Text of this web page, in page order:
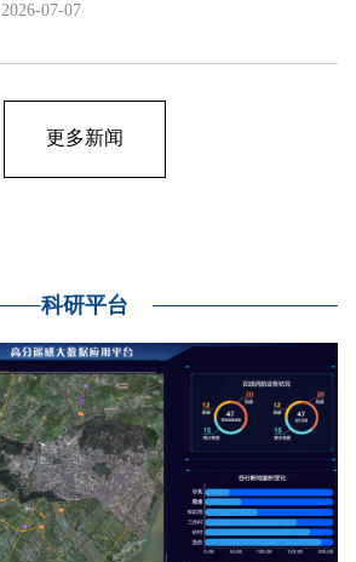
2026-07-07
更多新闻
科研平台